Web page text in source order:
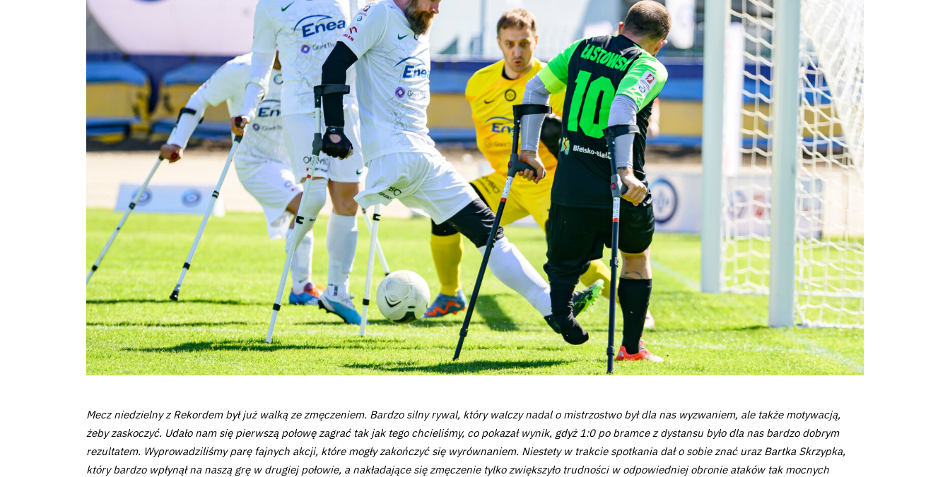
terminarz
Kontakt
Akademia
AktualnościMecz niedzielny z Rekordem był już walką ze zmęczeniem. Bardzo silny rywal, który walczy nadal o mistrzostwo był dla nas wyzwaniem, ale także motywacją,
żeby zaskoczyć. Udało nam się pierwszą połowę zagrać tak jak tego chcieliśmy, co pokazał wynik, gdyż 1:0 po bramce z dystansu było dla nas bardzo dobrym
rezultatem. Wyprowadziliśmy parę fajnych akcji, które mogły zakończyć się wyrównaniem. Niestety w trakcie spotkania dał o sobie znać uraz Bartka Skrzypka,
który bardzo wpłynął na naszą grę w drugiej połowie, a nakładające się zmęczenie tylko zwiększyło trudności w odpowiedniej obronie ataków tak mocnych